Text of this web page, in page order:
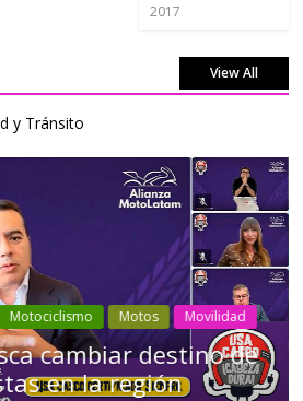
2017
View All
y Tránsito
Transporte Varios
mantienen a